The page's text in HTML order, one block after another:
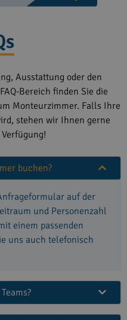
Ausstattung oder den
Bereich finden Sie die
Monteurzimmer. Falls Ihre
stehen wir Ihnen gerne
buchen?
auf der
und Personenzahl
einem passenden
uns auch telefonisch